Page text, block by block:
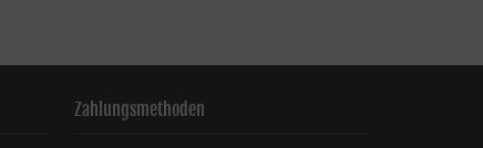
Zahlungsmethoden